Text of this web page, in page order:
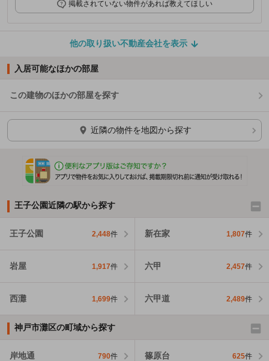
掲載されていない物件があれば教えてほしい
他の取り扱い不動産会社を表示
入居可能なほかの部屋
この建物のほかの部屋を探す
ほかの部屋を検索中…
近隣の物件を地図から探す
王子公園近隣の駅から探す
王子公園 2,448件 新在家 1,807件
岩屋 1,917件 六甲 2,457件
西灘 1,699件 六甲道 2,489件
神戸市灘区の町域から探す
岸地通 790件 篠原台 625件